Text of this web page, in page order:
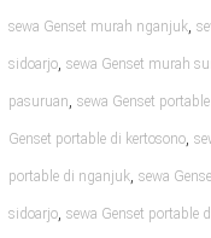
sewa Genset murah nganjuk,
sidoarjo, sewa Genset murah
pasuruan, sewa Genset
Genset portable di kertosono,
portable di nganjuk, sewa
sidoarjo, sewa Genset portable